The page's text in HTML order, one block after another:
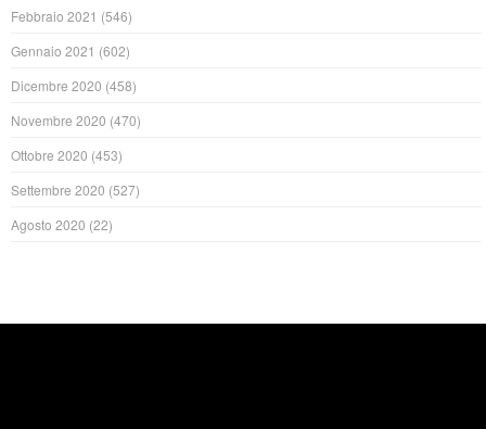
Febbraio 2021 (546)
Gennaio 2021 (602)
Dicembre 2020 (458)
Novembre 2020 (470)
Ottobre 2020 (453)
Settembre 2020 (527)
Agosto 2020 (22)